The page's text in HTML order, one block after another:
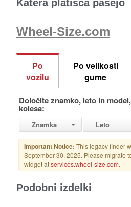
Katera platišča pašejo
Wheel-Size.com
Podobni izdelki